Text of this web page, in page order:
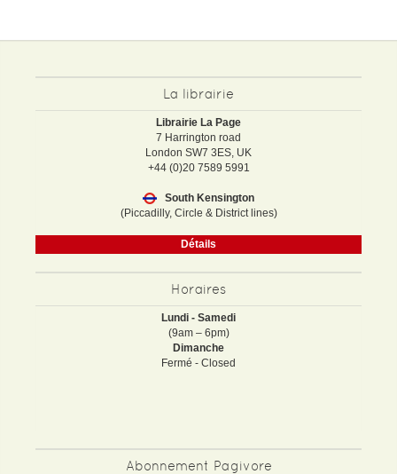
La librairie
Librairie La Page
7 Harrington road
London SW7 3ES, UK
+44 (0)20 7589 5991
South Kensington
(Piccadilly, Circle & District lines)
Détails
Horaires
Lundi - Samedi
(9am – 6pm)
Dimanche
Fermé - Closed
Abonnement Pagivore